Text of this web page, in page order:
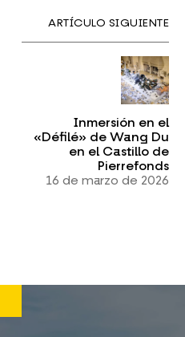
ARTÍCULO SIGUIENTE
Inmersión en el
«Défilé» de Wang Du
en el Castillo de
Pierrefonds
16 de marzo de 2026